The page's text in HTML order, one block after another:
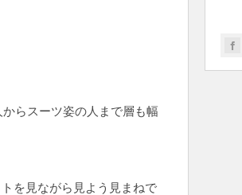
らスーツ姿の人まで層も幅
を見ながら見よう見まねで